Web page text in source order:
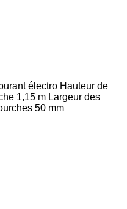
électro Hauteur de
1,15 m Largeur des
50 mm